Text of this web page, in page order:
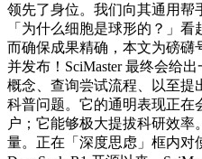
领先了身位。我们向其通用帮
「为什么细胞是球形的？」
而确保成果精确，本文为磅礴
并发布！SciMaster 最终会给
概念、查询尝试流程、以至提
科普问题。它的通明表现正在
户；它能够极大提拔科研效
量。正在「深度思虑」框内对